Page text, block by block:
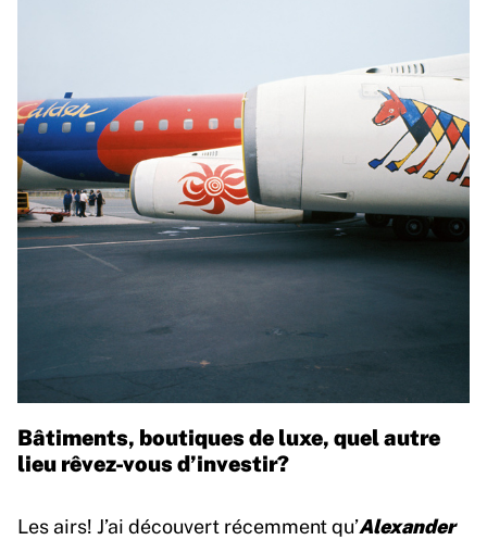
Bâtiments, boutiques de luxe, quel autre
lieu rêvez-vous d’investir?
Les airs! J’ai découvert récemment qu’Alexander